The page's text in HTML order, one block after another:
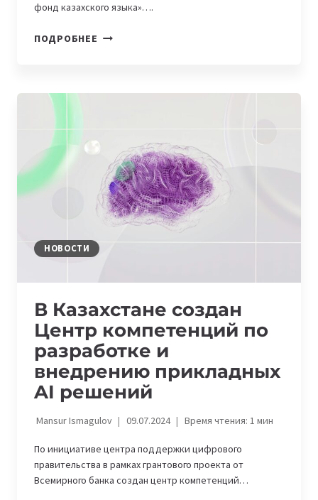
фонд казахского языка»….
ПОДРОБНЕЕ В
ЯЗЫКА
НА
ОСНОВЕ
ИИ
НОВОСТИ
В Казахстане создан
Центр компетенций по
разработке и
внедрению прикладных
AI решений
Mansur Ismagulov 09.07.2024 Время чтения: 1мин
По инициативе центра поддержки цифрового
правительства в рамках грантового проекта от
Всемирного банка создан центр компетенций…